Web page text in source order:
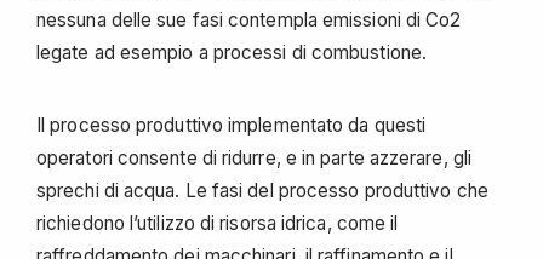
nessuna delle sue fasi contempla emissioni di Co2
legate ad esempio a processi di combustione.
Il processo produttivo implementato da questi
operatori consente di ridurre, e in parte azzerare, gli
sprechi di acqua. Le fasi del processo produttivo che
richiedono l’utilizzo di risorsa idrica, come il